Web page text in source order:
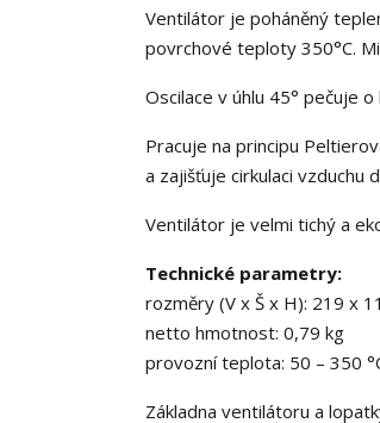
Ventilátor je poháněný
povrchové teploty 350°C.
Oscilace v úhlu 45° pečuje
Pracuje na principu
a zajišťuje cirkulaci vzduchu
Ventilátor je velmi tichý a
Technické parametry:
rozměry (V x Š x H): 219 x
netto hmotnost: 0,79 kg
provozní teplota: 50 – 350
Základna ventilátoru a